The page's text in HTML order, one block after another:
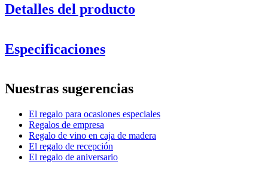
Detalles del producto
Especificaciones
Número de producto95465
Dimensiones (AnxAlxP cm)
Peso (kg)1
Altura (cm)4.5
Ancho (cm) 29
Nuestras sugerencias
El regalo para ocasiones especiales
Regalos de empresa
Regalo de vino en caja de madera
El regalo de recepción
El regalo de aniversario